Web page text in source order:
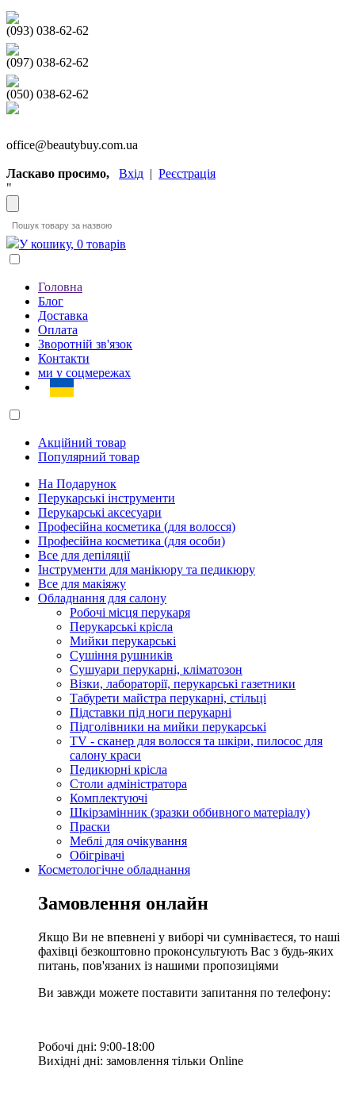
(093) 038-62-62
(097) 038-62-62
(050) 038-62-62
office@beautybuy.com.ua
Ласкаво просимо, Вхід | Реєстрація
"
У кошику, 0 товарів
Головна
Блог
Доставка
Оплата
Зворотній зв'язок
Контакти
ми у соцмережах
Акційний товар
Популярний товар
На Подарунок
Перукарські інструменти
Перукарські аксесуари
Професійна косметика (для волосся)
Професійна косметика (для особи)
Все для депіляції
Інструменти для манікюру та педикюру
Все для макіяжу
Обладнання для салону
Робочі місця перукаря
Перукарські крісла
Мийки перукарські
Сушіння рушників
Сушуари перукарні, кліматозон
Візки, лабораторії, перукарські газетники
Табурети майстра перукарні, стільці
Підставки під ноги перукарні
Підголівники на мийки перукарські
TV - сканер для волосся та шкіри, пилосос для
салону краси
Педикюрні крісла
Столи адміністратора
Комплектуючі
Шкірзамінник (зразки оббивного матеріалу)
Праски
Меблі для очікування
Обігрівачі
Косметологічне обладнання
Замовлення онлайн
Якщо Ви не впевнені у виборі чи сумніваєтеся, то наші
фахівці безкоштовно проконсультують Вас з будь-яких
питань, пов'язаних із нашими пропозиціями
Ви завжди можете поставити запитання по телефону:
Робочі дні: 9:00-18:00
Вихідні дні: замовлення тільки Online